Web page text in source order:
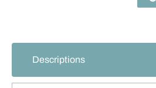
Descriptions